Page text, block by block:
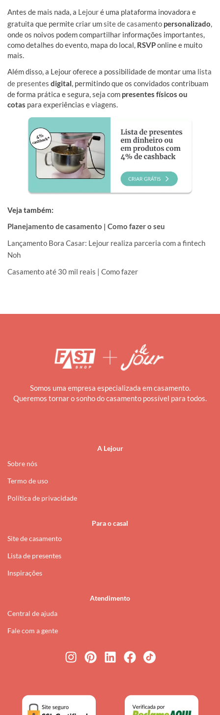
Antes de mais nada, a Lejouré uma plataforma inovadora e
gratuita que permite criar umsite de casamento personalizado,
onde os noivos podem compartilhar informações importantes,
como detalhes do evento, mapa do local, RSVPonline e muito
mais.
Além disso, a Lejour oferece a possibilidade de montar uma lista
de presentes digital, permitindo que os convidados contribuam
de forma prática e segura, seja com presentes físicos ou
cotas para experiências e viagens.
Veja também:
Planejamento de casamento | Como fazer o seu
Lançamento Bora Casar: Lejour realiza parceria com a fintech
Noh
Casamento até 30 mil reais | Como fazer
Somos uma empresa especializada em casamento.
Queremos tornar o sonho do casamento possível para todos.
A Lejour
Sobre nós
Termo de uso
Política de privacidade
Para o casal
Site de casamento
Lista de presentes
Inspirações
Atendimento
Central de ajuda
Fale com a gente